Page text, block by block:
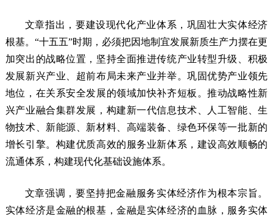
文章指出，要建设现代化产业体系，巩固壮大实体经济
根基。“十五五”时期，必须把因地制宜发展新质生产力摆在更
加突出的战略位置，坚持全面推进传统产业转型升级、积极
发展新兴产业、超前布局未来产业并举。巩固优势产业领先
地位，在关系安全发展的领域加快补齐短板。推动战略性新
兴产业融合集群发展，构建新一代信息技术、人工智能、生
物技术、新能源、新材料、高端装备、绿色环保等一批新的
增长引擎。构建优质高效的服务业新体系，建设高效顺畅的
流通体系，构建现代化基础设施体系。
文章强调，要坚持把金融服务实体经济作为根本宗旨。
实体经济是金融的根基，金融是实体经济的血脉，服务实体